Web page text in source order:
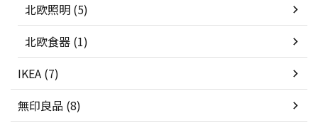
北欧照明 (5)
北欧食器 (1)
IKEA (7)
無印良品 (8)